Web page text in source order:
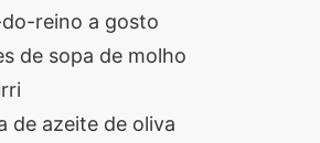
reino a gosto
de sopa de molho
de azeite de oliva